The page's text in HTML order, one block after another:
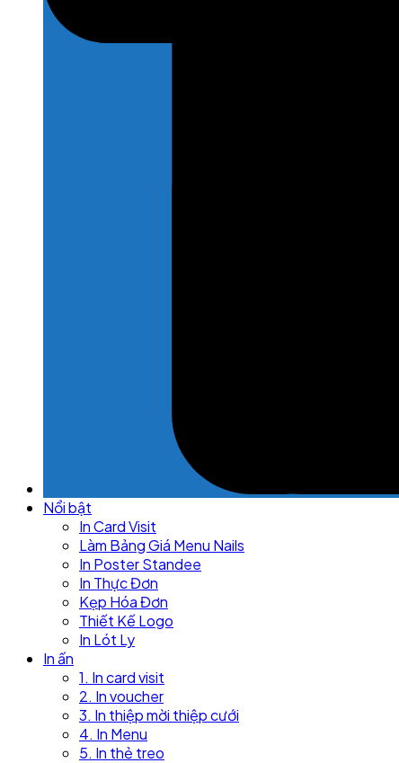
Nổi bật
In Card Visit
Làm Bảng Giá Menu Nails
In Poster Standee
In Thực Đơn
Kẹp Hóa Đơn
Thiết Kế Logo
In Lót Ly
In ấn
1. In card visit
2. In voucher
3. In thiệp mời thiệp cưới
4. In Menu
5. In thẻ treo